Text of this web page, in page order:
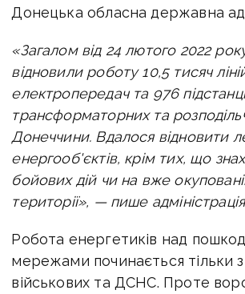
Донецька обласна державна
«Загалом від 24 лютого 2022
відновили роботу 10,5 тисяч
електропередач та 976
трансформаторних та
Донеччини. Вдалося відновити
енергооб'єктів, крім тих, що
бойових дій чи на вже
території», — пише
Робота енергетиків над
мережами починається тільки
військових та ДСНС. Проте